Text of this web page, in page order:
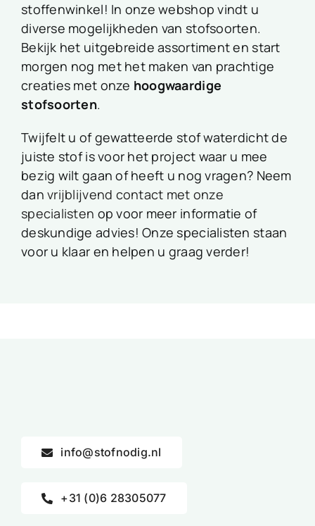
stoffenwinkel! In onze webshop vindt u
diverse mogelijkheden van stofsoorten.
Bekijk het uitgebreide assortiment en start
morgen nog met het maken van prachtige
creaties met onze hoogwaardige
stofsoorten.
Twijfelt u of gewatteerde stof waterdicht de
juiste stof is voor het project waar u mee
bezig wilt gaan of heeft u nog vragen? Neem
danvrijblijvend contact met onze
specialisten op voor meer informatie of
deskundige advies! Onze specialisten staan
voor u klaar en helpen u graag verder!
info@stofnodig.nl
+31 (0)6 28305077